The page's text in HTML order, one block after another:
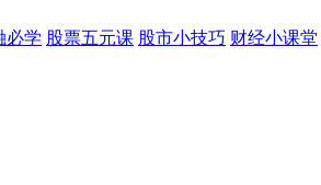
必学 股票五元课 股市小技巧 财经小课堂